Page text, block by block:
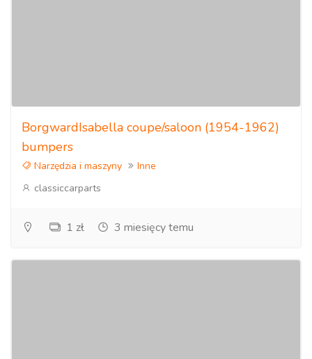
BorgwardIsabella coupe/saloon (1954-1962)
bumpers
Narzędzia i maszyny
Inne
classiccarparts
1 zł 3 miesięcy temu